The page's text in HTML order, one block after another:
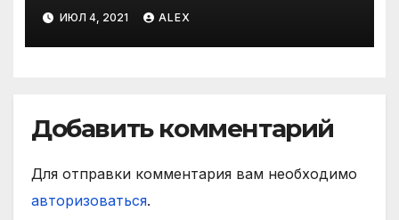
ИЮЛ 4, 2021 ALEX
Добавить комментарий
Для отправки комментария вам необходимо
авторизоваться.